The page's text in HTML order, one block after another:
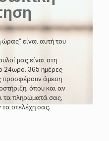
ώρας” είναι αυτή του
μας είναι στη
24ωρο, 365 ημέρες
προσφέρουν άμεση
όπου και αν
τα πληρώματά σας,
τα στελέχη σας.